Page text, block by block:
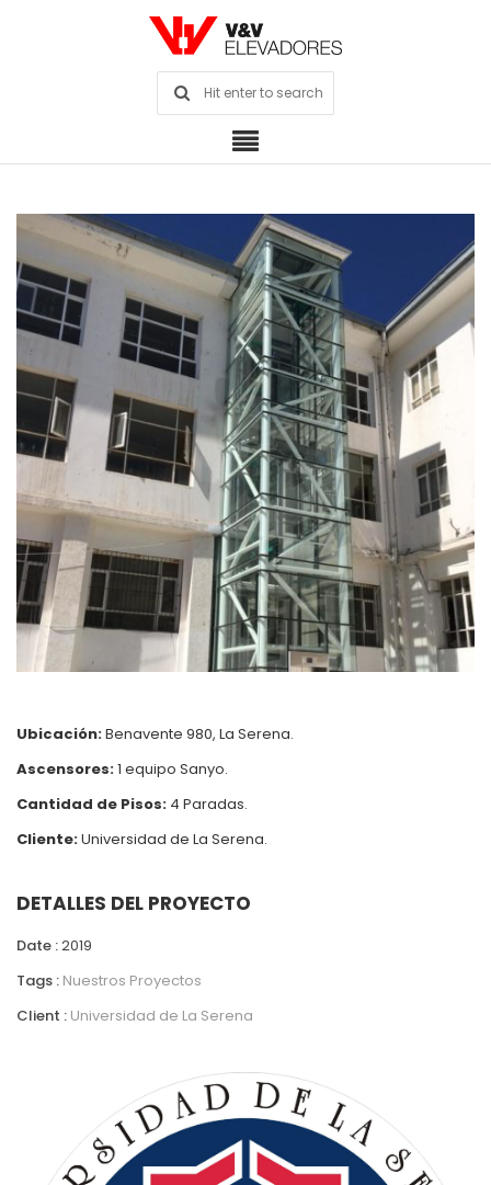
Ubicación:Benavente 980, La Serena.
Ascensores:1 equipo Sanyo.
Cantidad de Pisos: 4 Paradas.
Cliente:Universidad de La Serena.
DETALLES DEL PROYECTO
Date :2019
Tags : Nuestros Proyectos
Client : Universidad de La Serena